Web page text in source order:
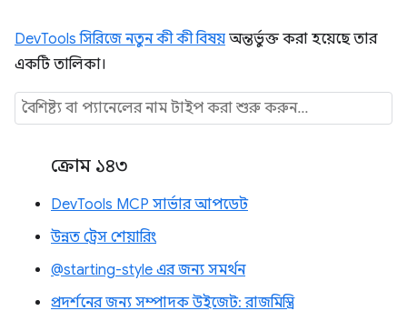
DevTools সিরিজে নতুন কী কী বিষয় অন্তর্ভুক্ত করা হয়েছে তার
একটি তালিকা।
ক্রোম ১৪৩
DevTools MCP সার্ভার আপডেট
উন্নত ট্রেস শেয়ারিং
@starting-style এর জন্য সমর্থন
প্রদর্শনের জন্য সম্পাদক উইজেট: রাজমিস্ত্রি